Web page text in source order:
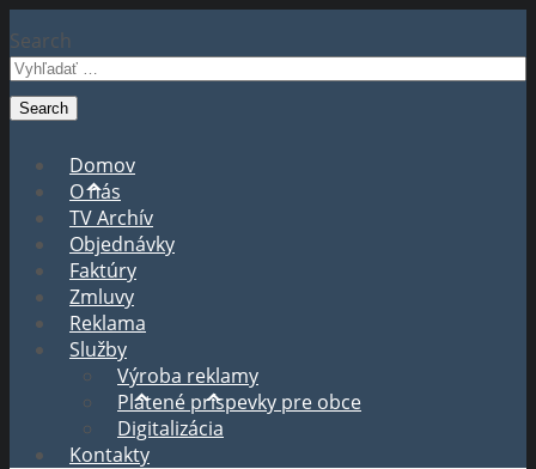
Search
Domov
O nás
TV Archív
Objednávky
Faktúry
Zmluvy
Reklama
Služby
Výroba reklamy
Platené príspevky pre obce
Digitalizácia
Kontakty